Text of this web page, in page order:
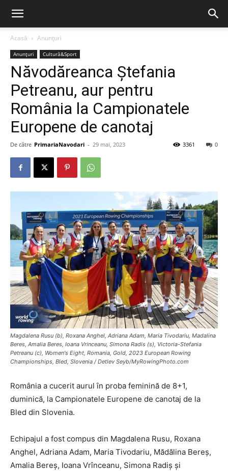
Acasă Anunțuri
Anunțuri Cultură&Sport
Năvodăreanca Ștefania
Petreanu, aur pentru
România la Campionatele
Europene de canotaj
De către PrimariaNavodari - 29 mai, 2023 0
3361
Magdalena Rusu (b), Roxana Anghel, Adriana Adam, Maria Tivodariu, Madalina
Beres, Amalia Beres, Ioana Vrinceanu, Simona Radis (s), Victoria-Stefania
Petreanu (c), Women's Eight, Romania, Gold, 2023 European Rowing
Championships, Bled, Slovenia / Detlev Seyb/MyRowingPhoto.com
România a cucerit aurul în proba feminină de 8+1,
duminică, la Campionatele Europene de canotaj de la
Bled din Slovenia.
Echipajul a fost compus din Magdalena Rusu, Roxana
Anghel, Adriana Adam, Maria Tivodariu, Mădălina Bereş,
Amalia Bereş, Ioana Vrînceanu, Simona Radiş şi